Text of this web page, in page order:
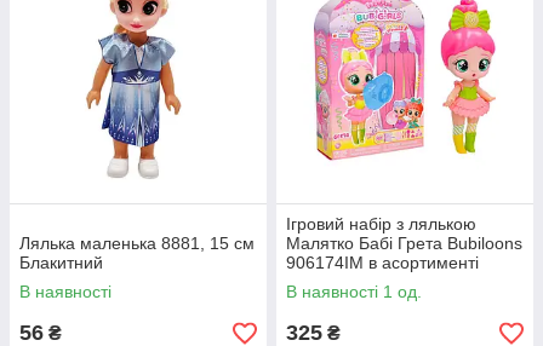
Лялька маленька 8881, 15 см
Блакитний
В наявності
56 ₴
Ігровий набір з лялькою
Малятко Бабі Грета Bubiloons
906174IM в асортименті
В наявності 1 од.
325 ₴